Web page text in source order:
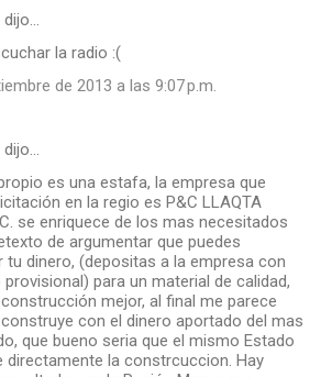
la radio :(
de 2013 a las 9:07 p.m.
es una estafa, la empresa que
en la regio es P&C LLAQTA
se enriquece de los mas necesitados
de argumentar que puedes
tu dinero, (depositas a la empresa con
para un material de calidad,
mejor, al final me parece
con el dinero aportado del mas
que bueno seria que el mismo Estado
directamente la constrcuccion. Hay